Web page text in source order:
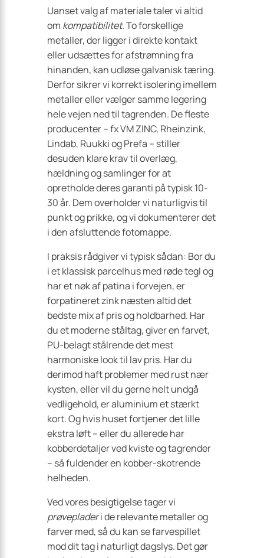
Uanset valg af materiale taler vi altid
om kompatibilitet. To forskellige
metaller, der ligger i direkte kontakt
eller udsættes for afstrømning fra
hinanden, kan udløse galvanisk tæring.
Derfor sikrer vi korrekt isolering imellem
metaller eller vælger samme legering
hele vejen ned til tagrenden. De fleste
producenter – fx VM ZINC, Rheinzink,
Lindab, Ruukki og Prefa – stiller
desuden klare krav til overlæg,
hældning og samlinger for at
opretholde deres garanti på typisk 10-
30 år. Dem overholder vi naturligvis til
punkt og prikke, og vi dokumenterer det
i den afsluttende fotomappe.
I praksis rådgiver vi typisk sådan: Bor du
i et klassisk parcelhus med røde tegl og
har et nøk af patina i forvejen, er
forpatineret zink næsten altid det
bedste mix af pris og holdbarhed. Har
du et moderne ståltag, giver en farvet,
PU-belagt stålrende det mest
harmoniske look til lav pris. Har du
derimod haft problemer med rust nær
kysten, eller vil du gerne helt undgå
vedligehold, er aluminium et stærkt
kort. Og hvis huset fortjener det lille
ekstra løft – eller du allerede har
kobberdetaljer ved kviste og tagrender
– så fuldender en kobber-skotrende
helheden.
Ved vores besigtigelse tager vi
prøvepladeri de relevante metaller og
farver med, så du kan se farvespillet
mod dit tag i naturligt dagslys. Det gør